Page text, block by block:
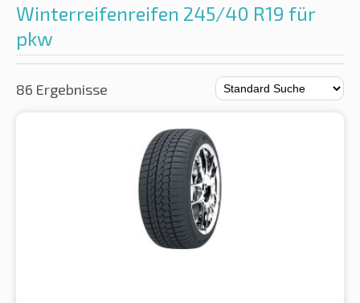
Winterreifenreifen 245/40 R19 für
pkw
86 Ergebnisse